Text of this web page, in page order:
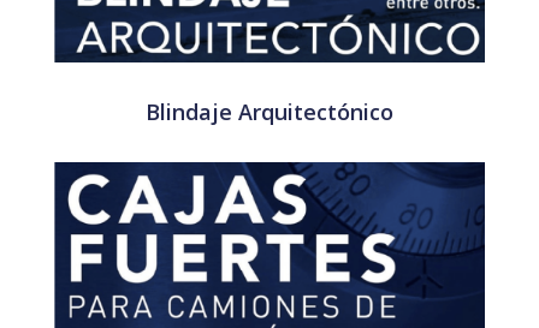
Blindaje Arquitectónico